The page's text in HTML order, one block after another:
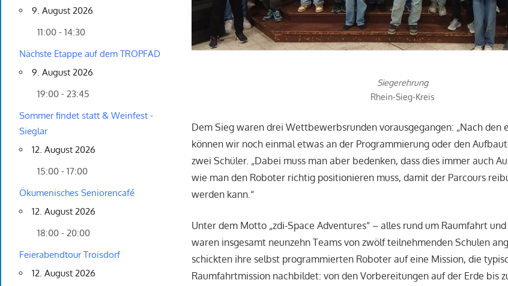
Siegerehrung
Rhein-Sieg-Kreis
Dem Sieg waren drei Wettbewerbsrunden vorausgegangen: „Nach den
können wir noch einmal etwas an der Programmierung oder den
zwei Schüler. „Dabei muss man aber bedenken, dass dies immer auch
wie man den Roboter richtig positionieren muss, damit der Parcours
werden kann.“
Unter dem Motto „zdi-Space Adventures“ – alles rund um Raumfahrt
waren insgesamt neunzehn Teams von zwölf teilnehmenden Schulen
schickten ihre selbst programmierten Roboter auf eine Mission, die
Raumfahrtmission nachbildet: von den Vorbereitungen auf der Erde bis
9. August 2026
11:00 - 14:30
Nächste Etappe auf dem TROPFAD
9. August 2026
19:00 - 23:45
Sommer findet statt & Weinfest -
Sieglar
12. August 2026
15:00 - 17:00
Ökumenisches Seniorencafé
12. August 2026
18:00 - 20:00
Feierabendtour Troisdorf
12. August 2026